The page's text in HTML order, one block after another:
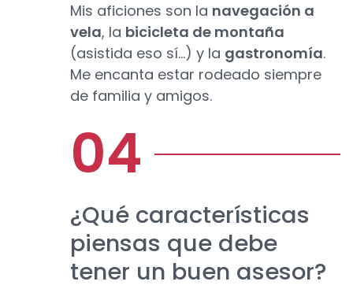
Mis aficiones son la navegación a
vela, la bicicleta de montaña
(asistida eso sí...) y la gastronomía.
Me encanta estar rodeado siempre
de familia y amigos.
¿Qué características
piensas que debe
tener un buen asesor?